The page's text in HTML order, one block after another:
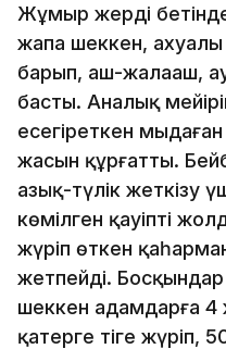
Жұмыр жердің
жапа шеккен,
барып, аш-жалаңаш,
басты. Аналық
есеңгіреткен
жасын құрғатты.
азық-түлік жеткізу
көмілген қауіпті
жүріп өткен
жетпейді. Босқындар
шеккен адамдарға 4
қатерге тіге жүріп,